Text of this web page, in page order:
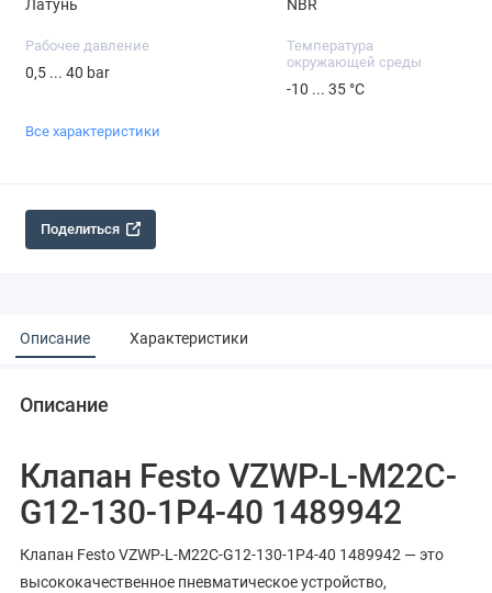
Латунь NBR
Рабочее давление
0,5 ... 40 bar
Температура
окружающей среды
-10 ... 35 °C
Все характеристики
Поделиться
Описание Характеристики
Описание
Клапан Festo VZWP-L-M22C-
G12-130-1P4-40 1489942
Клапан Festo VZWP-L-M22C-G12-130-1P4-40 1489942 — это
высококачественное пневматическое устройство,